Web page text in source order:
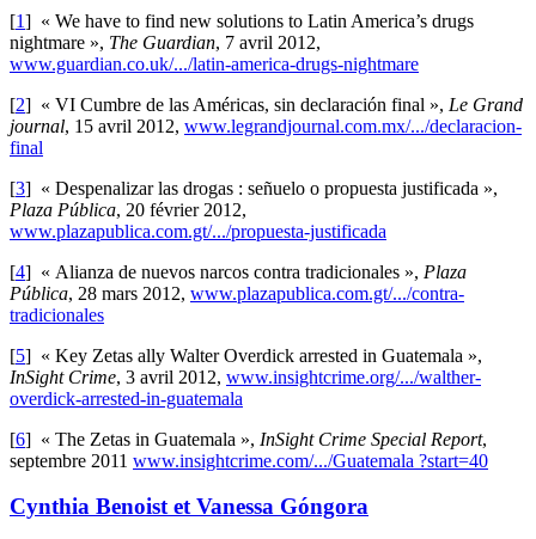
[1] « We have to find new solutions to Latin America’s drugs
nightmare », The Guardian, 7 avril 2012,
www.guardian.co.uk/.../latin-america-drugs-nightmare
[2] « VI Cumbre de las Américas, sin declaración final », Le Grand
journal, 15 avril 2012, www.legrandjournal.com.mx/.../declaracion-
final
[3] « Despenalizar las drogas : señuelo o propuesta justificada »,
Plaza Pública, 20 février 2012,
www.plazapublica.com.gt/.../propuesta-justificada
[4] « Alianza de nuevos narcos contra tradicionales », Plaza
Pública, 28 mars 2012, www.plazapublica.com.gt/.../contra-
tradicionales
[5] « Key Zetas ally Walter Overdick arrested in Guatemala »,
InSight Crime, 3 avril 2012, www.insightcrime.org/.../walther-
overdick-arrested-in-guatemala
[6] « The Zetas in Guatemala », InSight Crime Special Report,
septembre 2011 www.insightcrime.com/.../Guatemala ?start=40
Cynthia Benoist et Vanessa Góngora